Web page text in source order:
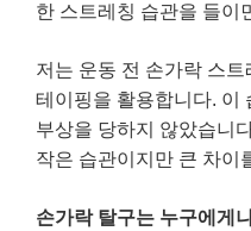
한 스트레칭 습관을 들이
저는 운동 전 손가락 스
테이핑을 활용합니다. 이
부상을 당하지 않았습니
작은 습관이지만 큰 차이
손가락 탈구는 누구에게